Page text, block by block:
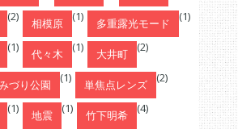
(2) 相模原 (1) 多重露光モード (1)
(1) 代々木 (1) 大井町 (2)
づり公園 (1) 単焦点レンズ (2)
(1) 地震 (1) 竹下明希 (4)